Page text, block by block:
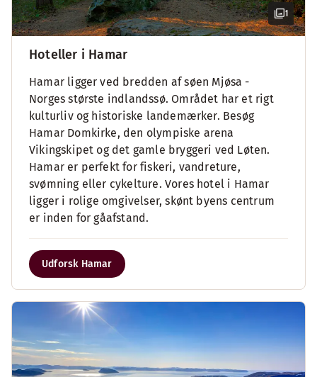
1
Hoteller i Hamar
Hamar ligger ved bredden af søen Mjøsa -
Norges største indlandssø. Området har et rigt
kulturliv og historiske landemærker. Besøg
Hamar Domkirke, den olympiske arena
Vikingskipet og det gamle bryggeri ved Løten.
Hamar er perfekt for fiskeri, vandreture,
svømning eller cykelture. Vores hotel i Hamar
ligger i rolige omgivelser, skønt byens centrum
er inden for gåafstand.
Udforsk Hamar